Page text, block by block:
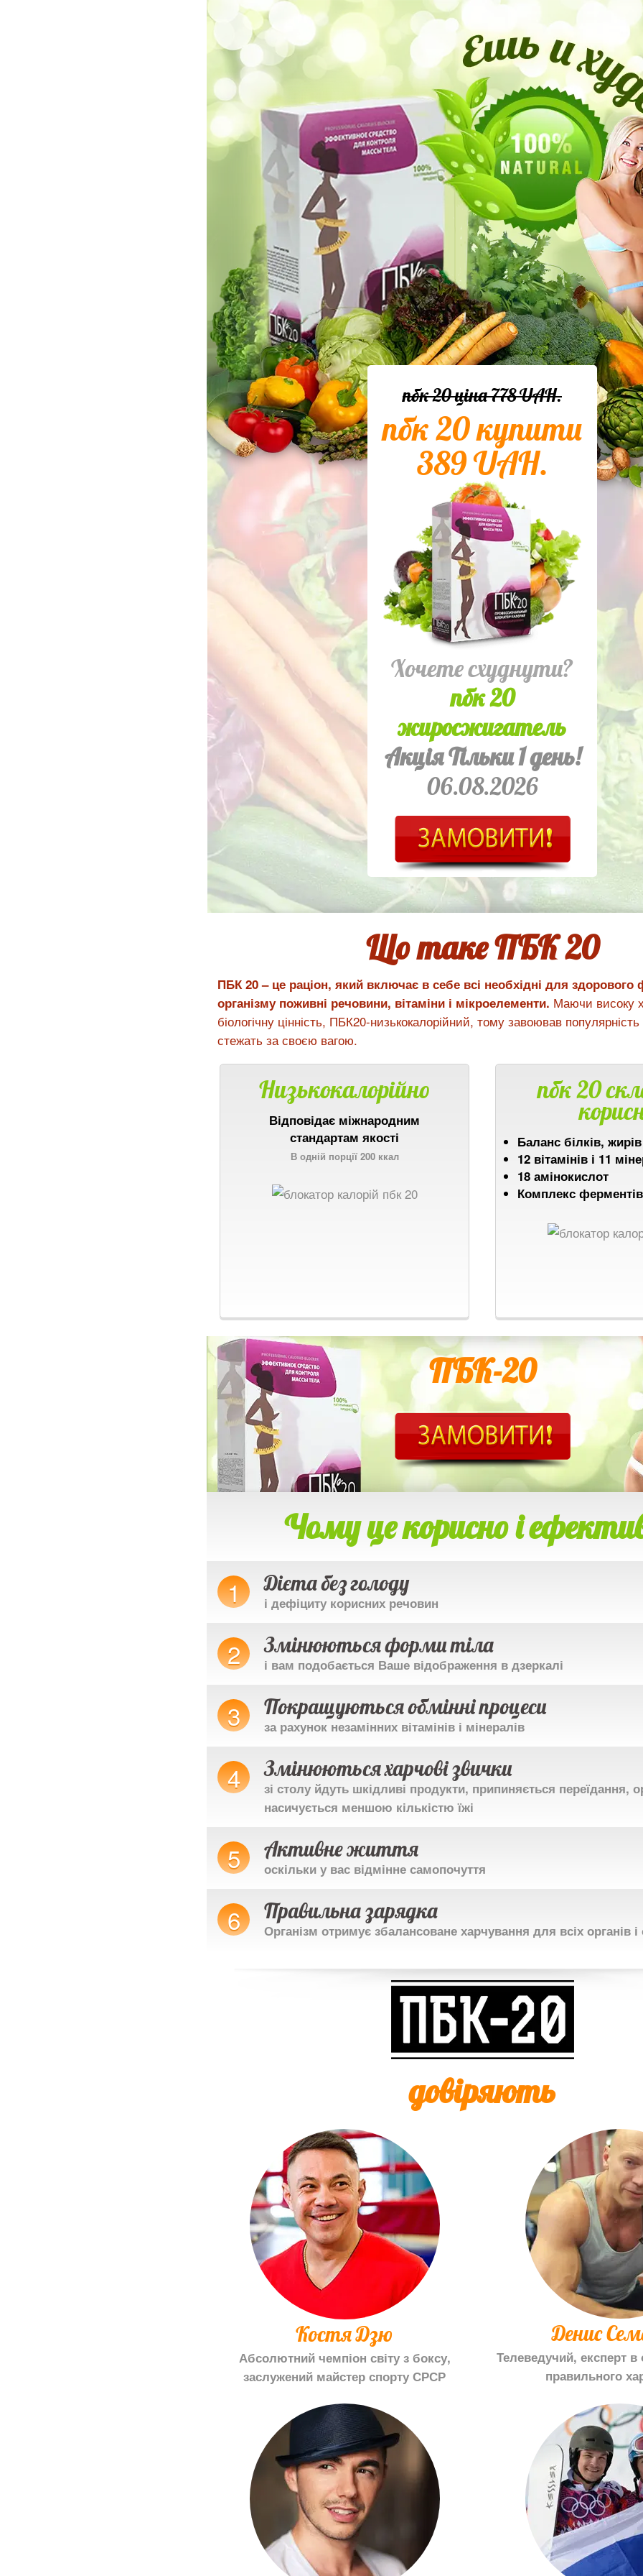
пбк 20 ціна778UAH.
пбк 20 купити
389UAH.
Хочете схуднути?
пбк 20
жиросжигатель
Акція Тільки 1 день!
06.08.2026
Що таке ПБК 20
ПБК 20 – це раціон, який включає в себе всі необхідні для здорового
організму поживні речовини, вітаміни і мікроелементи. Маючи високу
біологічну цінність, ПБК20-низькокалорійний, тому завоював
стежать за своєю вагою.
Низькокалорійно
Відповідає міжнародним
стандартам якості
В одній порції 200 ккал
пбк 20
Баланс білків,
12 вітамінів і 11
18 амінокислот
Комплекс ферментів
ПБК-20
Чому це корисно і
Дієта без голоду
і дефіциту корисних речовин
Змінюються форми тіла
і вам подобається Ваше відображення в дзеркалі
Покращуються обмінні процеси
за рахунок незамінних вітамінів і мінералів
Змінюються харчові звички
зі столу йдуть шкідливі продукти, припиняється переїдання,
насичується меншою кількістю їжі
Активне життя
оскільки у вас відмінне самопочуття
Правильна зарядка
Організм отримує збалансоване харчування для всіх органів
довіряють
Костя Дзю
Абсолютний чемпіон світу з боксу,
заслужений майстер спорту СРСР
Денис
Телеведучий, експерт в
правильного